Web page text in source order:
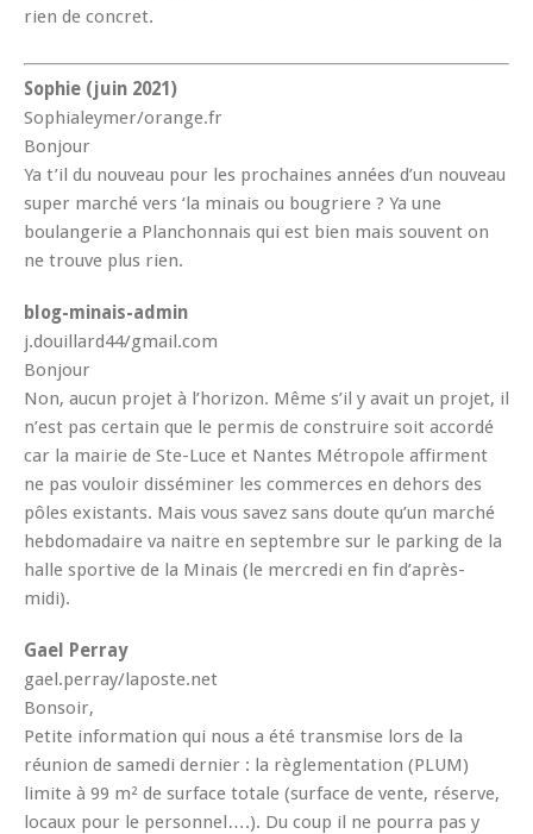
rien de concret.
Sophie (juin 2021)
Sophialeymer/orange.fr
Bonjour
Ya t’il du nouveau pour les prochaines années d’un nouveau
super marché vers ‘la minais ou bougriere ? Ya une
boulangerie a Planchonnais qui est bien mais souvent on
ne trouve plus rien.
blog-minais-admin
j.douillard44/gmail.com
Bonjour
Non, aucun projet à l’horizon. Même s’il y avait un projet, il
n’est pas certain que le permis de construire soit accordé
car la mairie de Ste-Luce et Nantes Métropole affirment
ne pas vouloir disséminer les commerces en dehors des
pôles existants. Mais vous savez sans doute qu’un marché
hebdomadaire va naitre en septembre sur le parking de la
halle sportive de la Minais (le mercredi en fin d’après-
midi).
Gael Perray
gael.perray/laposte.net
Bonsoir,
Petite information qui nous a été transmise lors de la
réunion de samedi dernier : la règlementation (PLUM)
limite à 99 m² de surface totale (surface de vente, réserve,
locaux pour le personnel….). Du coup il ne pourra pas y